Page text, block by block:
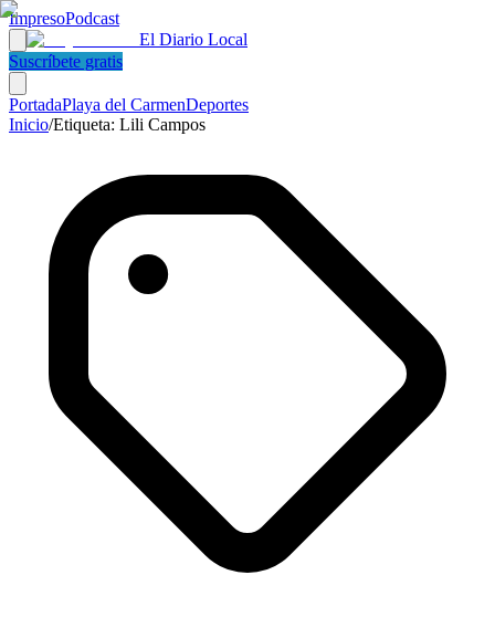
ImpresoPodcast
El Diario Local
Suscríbete gratis
PortadaPlaya del CarmenDeportes
Inicio/Etiqueta: Lili Campos